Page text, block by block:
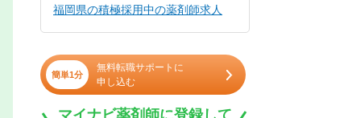
福岡県の積極採用中の薬剤師求人
簡単1分
無料転職サポートに
申し込む
マイナビ薬剤師に登録して